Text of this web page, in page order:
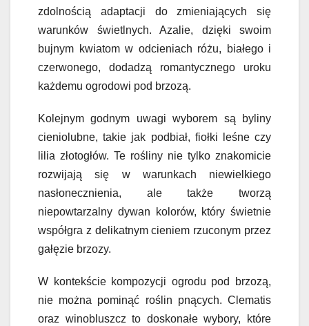
zdolnością adaptacji do zmieniających się
warunków świetlnych. Azalie, dzięki swoim
bujnym kwiatom w odcieniach różu, białego i
czerwonego, dodadzą romantycznego uroku
każdemu ogrodowi pod brzozą.
Kolejnym godnym uwagi wyborem są byliny
cieniolubne, takie jak podbiał, fiołki leśne czy
lilia złotogłów. Te rośliny nie tylko znakomicie
rozwijają się w warunkach niewielkiego
nasłonecznienia, ale także tworzą
niepowtarzalny dywan kolorów, który świetnie
współgra z delikatnym cieniem rzuconym przez
gałęzie brzozy.
W kontekście kompozycji ogrodu pod brzozą,
nie można pominąć roślin pnących. Clematis
oraz winobluszcz to doskonałe wybory, które